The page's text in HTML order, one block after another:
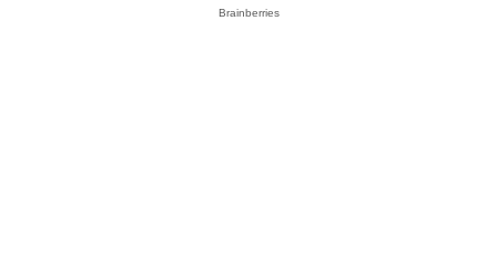
Brainberries